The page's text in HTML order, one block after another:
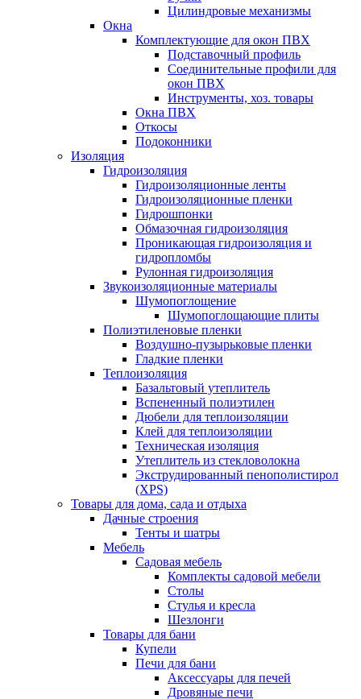
Цилиндровые механизмы
Окна
Комплектующие для окон ПВХ
Подставочный профиль
Соединительные профили для
окон ПВХ
Инструменты, хоз. товары
Окна ПВХ
Откосы
Подоконники
Изоляция
Гидроизоляция
Гидроизоляционные ленты
Гидроизоляционные пленки
Гидрошпонки
Обмазочная гидроизоляция
Проникающая гидроизоляция и
гидропломбы
Рулонная гидроизоляция
Звукоизоляционные материалы
Шумопоглощение
Шумопоглощающие плиты
Полиэтиленовые пленки
Воздушно-пузырьковые пленки
Гладкие пленки
Теплоизоляция
Базальтовый утеплитель
Вспененный полиэтилен
Дюбели для теплоизоляции
Клей для теплоизоляции
Техническая изоляция
Утеплитель из стекловолокна
Экструдированный пенополистирол
(XPS)
Товары для дома, сада и отдыха
Дачные строения
Тенты и шатры
Мебель
Садовая мебель
Комплекты садовой мебели
Столы
Стулья и кресла
Шезлонги
Товары для бани
Купели
Печи для бани
Аксессуары для печей
Дровяные печи